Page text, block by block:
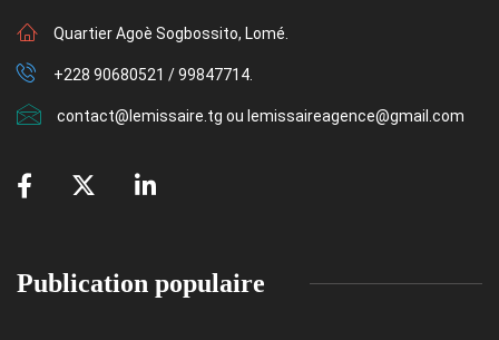
Quartier Agoè Sogbossito, Lomé.
+228 90680521 / 99847714.
contact@lemissaire.tg ou lemissaireagence@gmail.com
Publication populaire